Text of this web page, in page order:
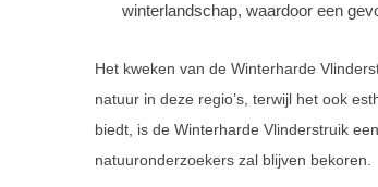
winterlandschap, waardoor een
Het kweken van de Winterharde
natuur in deze regio’s, terwijl het ook
biedt, is de Winterharde Vlinderstruik
natuuronderzoekers zal blijven bekoren.